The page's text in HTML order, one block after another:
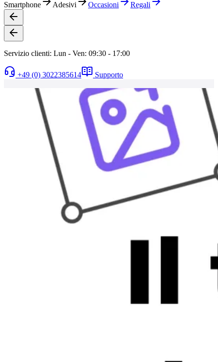
Smartphone
Adesivi Occasioni Regali
Servizio clienti: Lun - Ven: 09:30 - 17:00
+49 (0) 3022385614 Supporto